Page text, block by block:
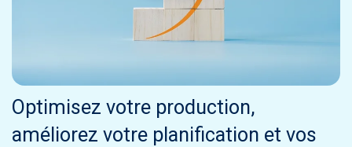
Optimisez votre production,
améliorez votre planification et vos